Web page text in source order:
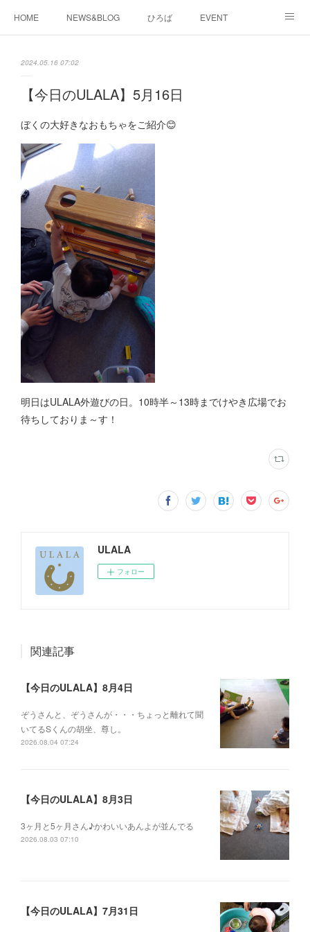
HOME NEWS&BLOG ひろば EVENT
2024.05.16 07:02
【今日のULALA】5月16日
ぼくの大好きなおもちゃをご紹介😊
明日はULALA外遊びの日。10時半～13時までけやき広場でお
待ちしておりま～す！
ULALA
フォロー
関連記事
【今日のULALA】8月4日
ぞうさんと、ぞうさんが・・・ちょっと離れて聞
いてるSくんの胡坐、尊し。
2026.08.04 07:24
【今日のULALA】8月3日
3ヶ月と5ヶ月さん♪かわいいあんよが並んでる
2026.08.03 07:10
【今日のULALA】7月31日